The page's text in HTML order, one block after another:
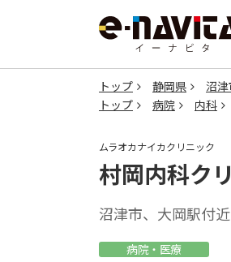
トップ 静岡県 沼津
トップ
病院 内科
ムラオカナイカクリニック
村岡内科ク
沼津市、大岡駅付
病院・医療